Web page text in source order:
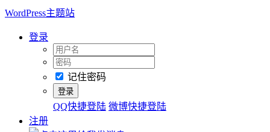
WordPress主题站
登录
记住密码
QQ快捷登陆 微博快捷登陆
注册